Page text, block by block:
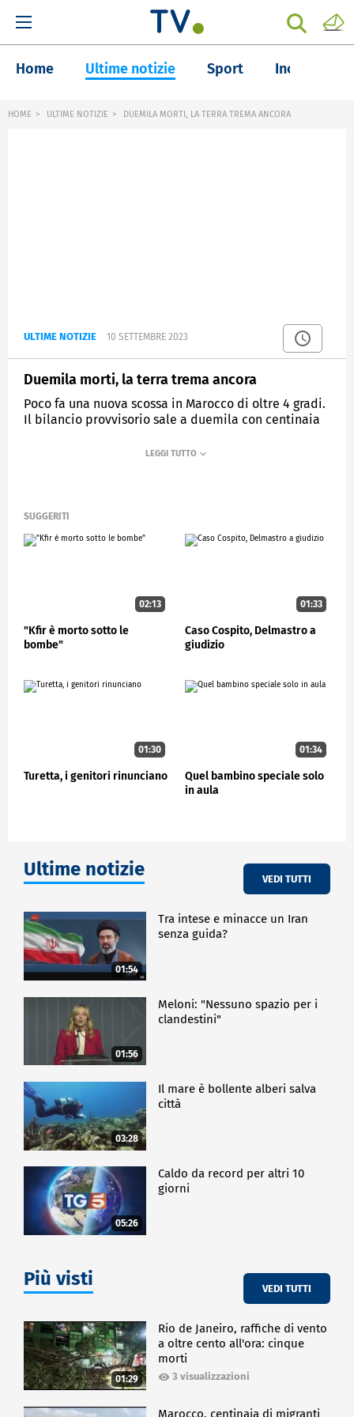
Home Ultime notizie Sport Inchieste
HOME ULTIME NOTIZIE DUEMILA MORTI, LA TERRA TREMA ANCORA
ULTIME NOTIZIE 10 SETTEMBRE 2023
Duemila morti, la terra trema ancora
Poco fa una nuova scossa in Marocco di oltre 4 gradi.
Il bilancio provvisorio sale a duemila con centinaia
SUGGERITI
02:13
"Kfir è morto sotto le
bombe"
01:33
Caso Cospito, Delmastro a
giudizio
01:30
Turetta, i genitori rinunciano
01:34
Quel bambino speciale solo
in aula
Ultime notizie VEDI TUTTI
01:54
Tra intese e minacce un Iran
senza guida?
01:56
Meloni: "Nessuno spazio per i
clandestini"
03:28
Il mare è bollente alberi salva
città
05:26
Caldo da record per altri 10
giorni
Più visti VEDI TUTTI
01:29
Rio de Janeiro, raffiche di vento
a oltre cento all'ora: cinque
morti
3 visualizzazioni
Marocco, centinaia di migranti